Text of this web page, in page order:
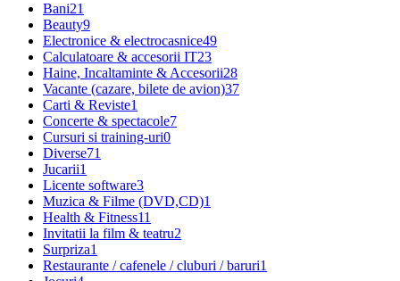
Bani21
Beauty9
Electronice & electrocasnice49
Calculatoare & accesorii IT23
Haine, Incaltaminte & Accesorii28
Vacante (cazare, bilete de avion)37
Carti & Reviste1
Concerte & spectacole7
Cursuri si training-uri0
Diverse71
Jucarii1
Licente software3
Muzica & Filme (DVD,CD)1
Health & Fitness11
Invitatii la film & teatru2
Surpriza1
Restaurante / cafenele / cluburi / baruri1